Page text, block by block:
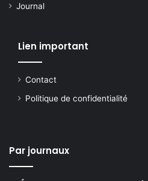
Journal
Lien important
Contact
Politique de confidentialité
Par journaux